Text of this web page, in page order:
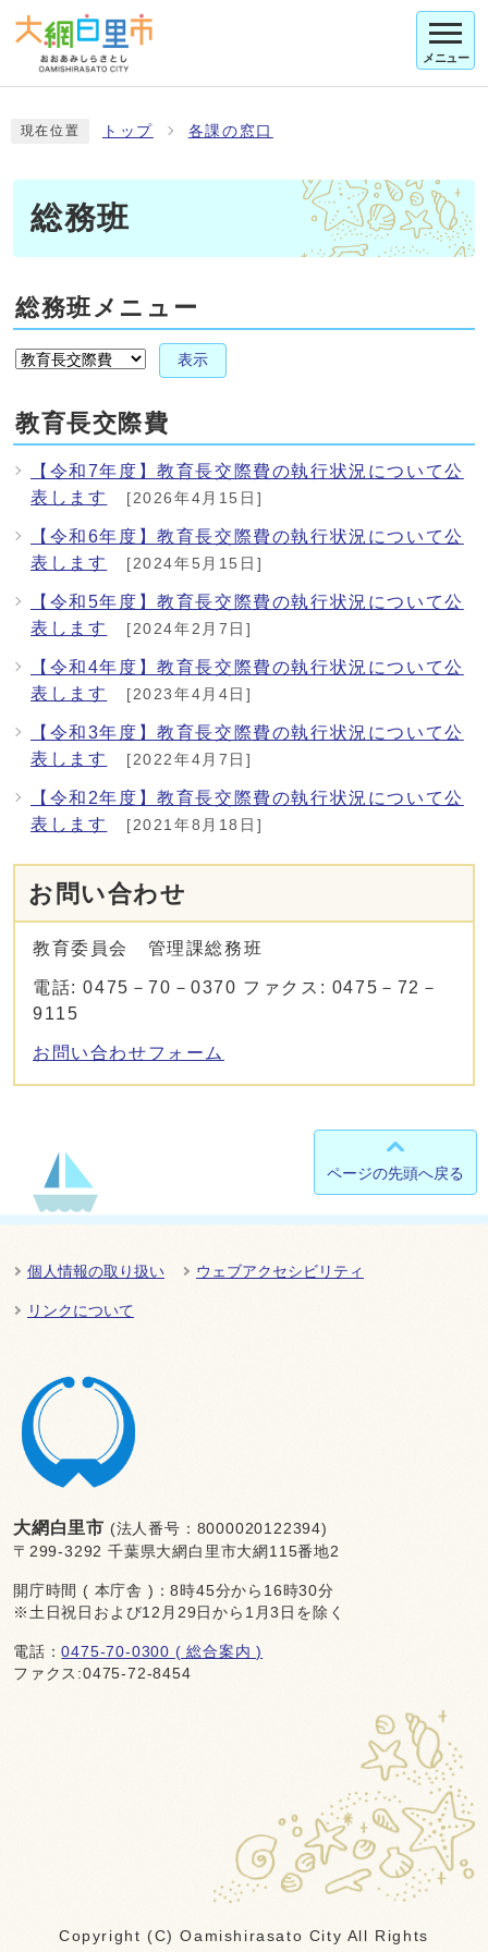
メニュー
現在位置 トップ 各課の窓口
総務班
総務班メニュー
表示
教育長交際費
【令和7年度】教育長交際費の執行状況について公
表します
[2026年4月15日]
【令和6年度】教育長交際費の執行状況について公
表します
[2024年5月15日]
【令和5年度】教育長交際費の執行状況について公
表します
[2024年2月7日]
【令和4年度】教育長交際費の執行状況について公
表します
[2023年4月4日]
【令和3年度】教育長交際費の執行状況について公
表します
[2022年4月7日]
【令和2年度】教育長交際費の執行状況について公
表します
[2021年8月18日]
お問い合わせ
教育委員会 管理課総務班
電話: 0475－70－0370 ファクス: 0475－72－
9115
お問い合わせフォーム
ページの先頭へ戻る
個人情報の取り扱い ウェブアクセシビリティ
リンクについて
大網白里市 (法人番号：8000020122394)
〒299-3292 千葉県大網白里市大網115番地2
開庁時間 ( 本庁舎 )：8時45分から16時30分
※土日祝日および12月29日から1月3日を除く
電話：0475-70-0300 ( 総合案内 )
ファクス:0475-72-8454
Copyright (C) Oamishirasato City All Rights